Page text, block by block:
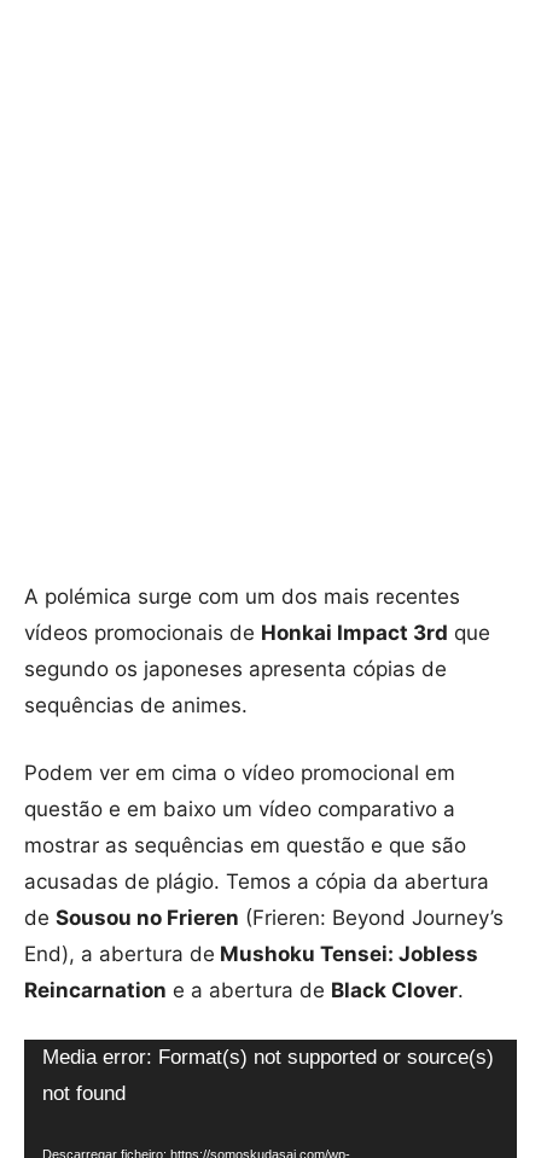
A polémica surge com um dos mais recentes
vídeos promocionais de Honkai Impact 3rd que
segundo os japoneses apresenta cópias de
sequências de animes.
Podem ver em cima o vídeo promocional em
questão e em baixo um vídeo comparativo a
mostrar as sequências em questão e que são
acusadas de plágio. Temos a cópia da abertura
de Sousou no Frieren (Frieren: Beyond Journey’s
End), a abertura de Mushoku Tensei: Jobless
Reincarnation e a abertura de Black Clover.
Media error: Format(s) not supported or source(s)
not found
Descarregar ficheiro: https://somoskudasai.com/wp-